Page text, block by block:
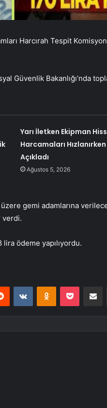
Harcırah Tespit
Güvenlik Bakanlığı’nda
Yarı İletken Ekipman
Harcamaları
Açıkladı
Ağustos 5, 2026
gemi adamlarına
verdi.
ödeme yapılıyordu.
Reddit VKontakteOdnoklassniki
Pocket